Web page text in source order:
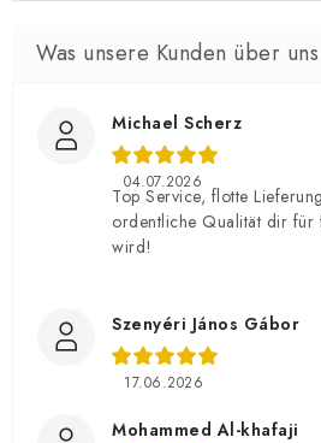
Michael Scherz
04.07.2026
Top Service, flotte
ordentliche Qualität dir für
wird!
Szenyéri János Gábor
17.06.2026
Mohammed Al-khafaji